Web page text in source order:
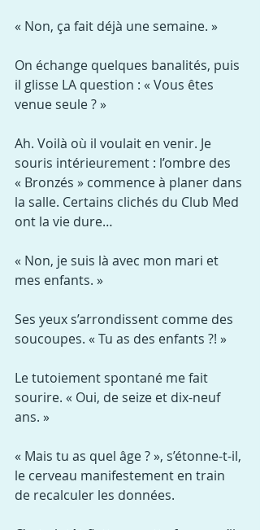
« Non, ça fait déjà une semaine. »
On échange quelques banalités, puis
il glisse LA question : « Vous êtes
venue seule ? »
Ah. Voilà où il voulait en venir. Je
souris intérieurement : l’ombre des
« Bronzés » commence à planer dans
la salle. Certains clichés du Club Med
ont la vie dure…
« Non, je suis là avec mon mari et
mes enfants. »
Ses yeux s’arrondissent comme des
soucoupes. « Tu as des enfants ?! »
Le tutoiement spontané me fait
sourire. « Oui, de seize et dix-neuf
ans. »
« Mais tu as quel âge ? », s’étonne-t-il,
le cerveau manifestement en train
de recalculer les données.